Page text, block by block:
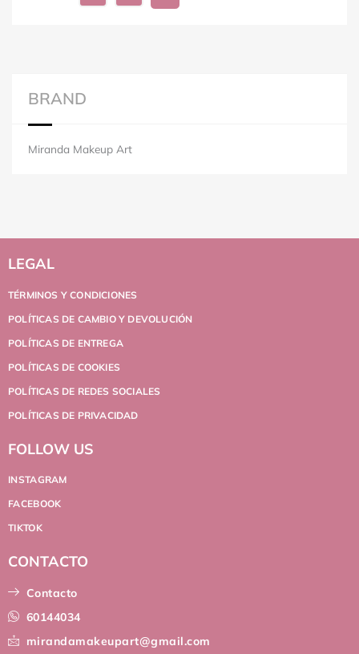
BRAND
Miranda Makeup Art
LEGAL
TÉRMINOS Y CONDICIONES
POLÍTICAS DE CAMBIO Y DEVOLUCIÓN
POLÍTICAS DE ENTREGA
POLÍTICAS DE COOKIES
POLÍTICAS DE REDES SOCIALES
POLÍTICAS DE PRIVACIDAD
FOLLOW US
INSTAGRAM
FACEBOOK
TIKTOK
CONTACTO
Contacto
60144034
mirandamakeupart@gmail.com